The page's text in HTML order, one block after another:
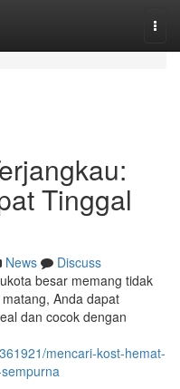
Tinggal
News
Discuss
besar memang tidak
Anda dapat
dan cocok dengan
mencari-kost-hemat-